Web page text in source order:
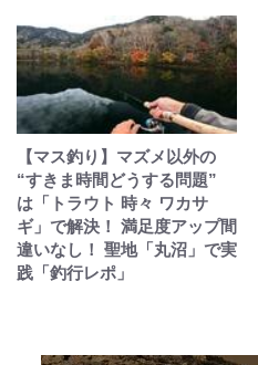
【マス釣り】マズメ以外の
“すきま時間どうする問題”
は「トラウト 時々 ワカサ
ギ」で解決！ 満足度アップ間
違いなし！ 聖地「丸沼」で実
践「釣行レポ」